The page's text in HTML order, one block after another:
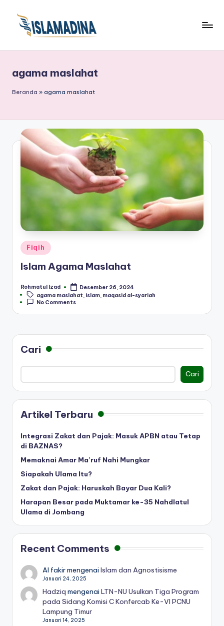
agama maslahat
Beranda » agama maslahat
Posted
in
Fiqih
Islam Agama Maslahat
Posted
by
Rohmatul Izad
Desember 26, 2024
Tags:agama maslahat islam maqasid al-syariah
No Comments
Cari
Cari
Artikel Terbaru
Integrasi Zakat dan Pajak: Masuk APBN atau Tetap
di BAZNAS?
Memaknai Amar Ma’ruf Nahi Mungkar
Siapakah Ulama Itu?
Zakat dan Pajak: Haruskah Bayar Dua Kali?
Harapan Besar pada Muktamar ke-35 Nahdlatul
Ulama di Jombang
Recent Comments
Al fakirmengenaiIslam dan Agnostisisme
Januari 24, 2025
Hadziq mengenaiLTN-NU Usulkan Tiga Program
pada Sidang Komisi C Konfercab Ke-VI PCNU
Lampung Timur
Januari 14, 2025